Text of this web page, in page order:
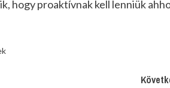
hogy proaktívnak kell lenniük